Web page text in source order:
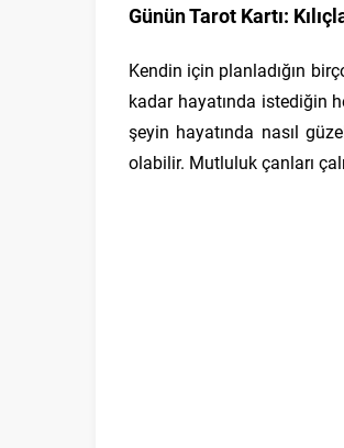
Günün Tarot Kartı:
Kendin için planladığın
kadar hayatında istediğin
şeyin hayatında nasıl
olabilir. Mutluluk çanları